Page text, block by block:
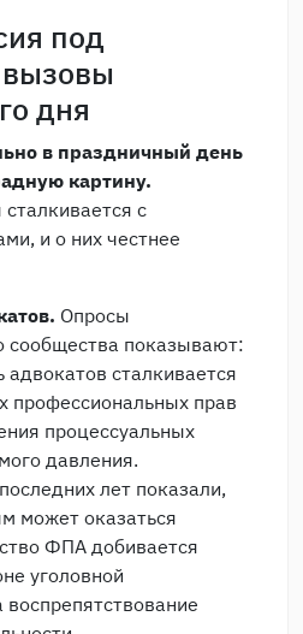
под
дня
в праздничный день
картину.
с
и о них честнее
Опросы
сообщества показывают:
адвокатов сталкивается
профессиональных прав
процессуальных
давления.
лет показали,
может оказаться
ФПА добивается
уголовной
воспрепятствование